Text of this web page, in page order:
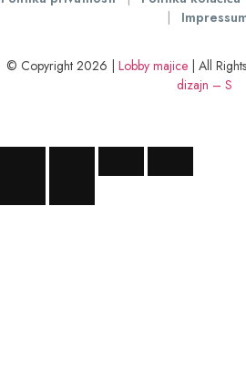
© Copyright 2026 | Lobby majice | All
dizajn – S